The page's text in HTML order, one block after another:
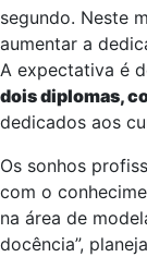
segundo. Neste
aumentar a
A expectativa é
dois diplomas,
dedicados aos
Os sonhos
com o
na área de
docência”,